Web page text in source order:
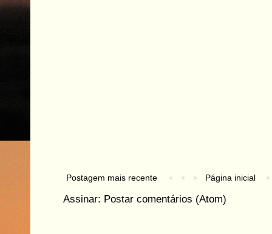
Postagem mais recente Página inicial
Assinar: Postar comentários (Atom)